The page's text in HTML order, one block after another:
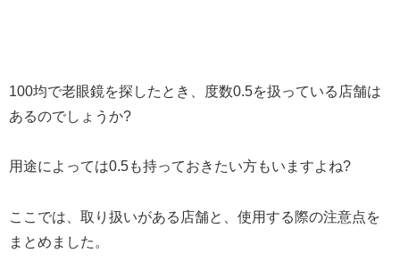
100均で老眼鏡を探したとき、度数0.5を扱っている店舗は
あるのでしょうか?
用途によっては0.5も持っておきたい方もいますよね?
ここでは、取り扱いがある店舗と、使用する際の注意点を
まとめました。